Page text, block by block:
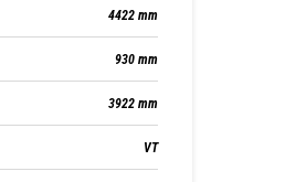
4422 mm
930 mm
3922 mm
VT